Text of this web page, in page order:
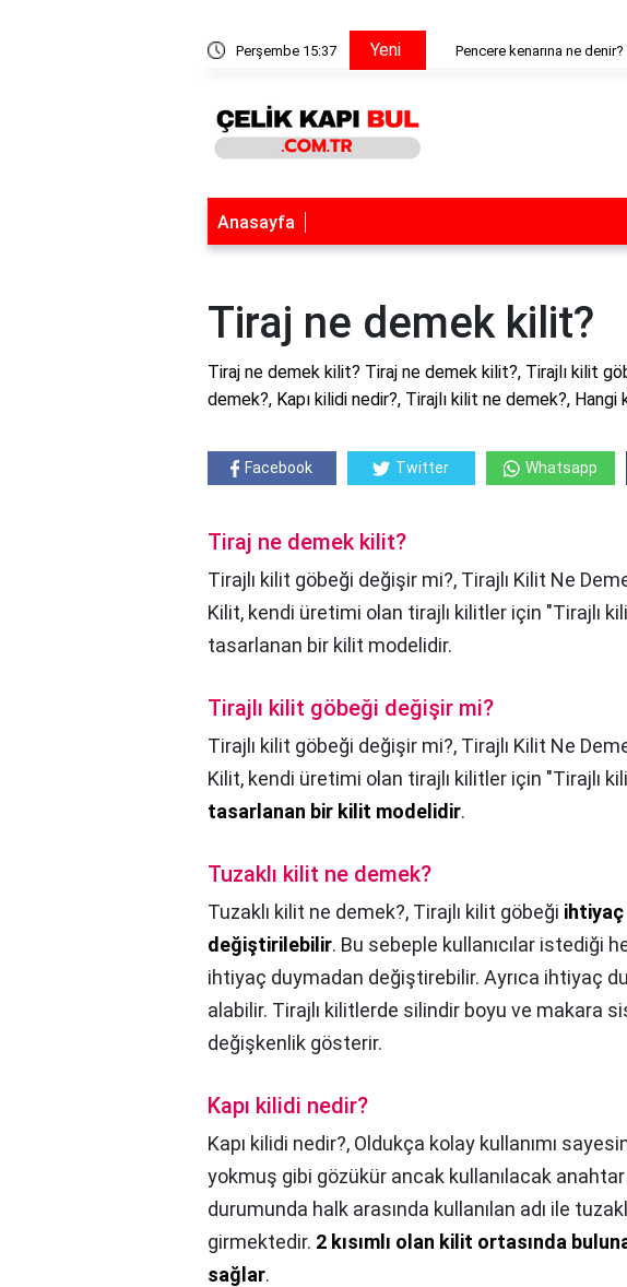
Perşembe 15:37 Yeni Pencere kenarına ne denir?
Anasayfa
Tiraj ne demek kilit?
Tiraj ne demek kilit? Tiraj ne demek kilit?, Tirajlı kilit
demek?, Kapı kilidi nedir?, Tirajlı kilit ne demek?, Hangi
Facebook Twitter Whatsapp
Tiraj ne demek kilit?
Tirajlı kilit göbeği değişir mi?, Tirajlı Kilit Ne
Kilit, kendi üretimi olan tirajlı kilitler için "Tirajlı
tasarlanan bir kilit modelidir.
Tirajlı kilit göbeği değişir mi?
Tirajlı kilit göbeği değişir mi?, Tirajlı Kilit Ne
Kilit, kendi üretimi olan tirajlı kilitler için "Tirajlı
tasarlanan bir kilit modelidir.
Tuzaklı kilit ne demek?
Tuzaklı kilit ne demek?, Tirajlı kilit göbeği ihtiyaç
değiştirilebilir. Bu sebeple kullanıcılar istediği
ihtiyaç duymadan değiştirebilir. Ayrıca ihtiyaç
alabilir. Tirajlı kilitlerde silindir boyu ve makara
değişkenlik gösterir.
Kapı kilidi nedir?
Kapı kilidi nedir?, Oldukça kolay kullanımı
yokmuş gibi gözükür ancak kullanılacak anahtar
durumunda halk arasında kullanılan adı ile
girmektedir. 2 kısımlı olan kilit ortasında
sağlar.